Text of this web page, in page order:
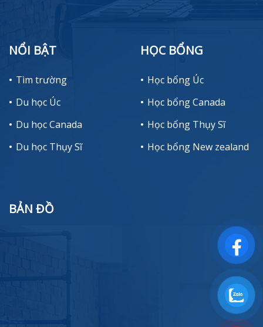
NỔI BẬT
Tìm trường
Du học Úc
Du học Canada
Du học Thụy Sĩ
HỌC BỔNG
Học bổng Úc
Học bổng Canada
Học bổng Thụy Sĩ
Học bổng New zealand
BẢN ĐỒ